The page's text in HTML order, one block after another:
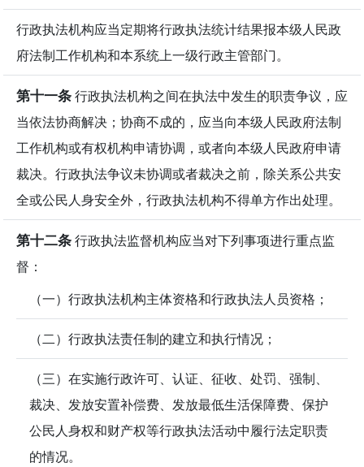
行政执法机构应当定期将行政执法统计结果报本级人民政
府法制工作机构和本系统上一级行政主管部门。
第十一条行政执法机构之间在执法中发生的职责争议，应
当依法协商解决；协商不成的，应当向本级人民政府法制
工作机构或有权机构申请协调，或者向本级人民政府申请
裁决。行政执法争议未协调或者裁决之前，除关系公共安
全或公民人身安全外，行政执法机构不得单方作出处理。
第十二条行政执法监督机构应当对下列事项进行重点监
督：
（一）行政执法机构主体资格和行政执法人员资格；
（二）行政执法责任制的建立和执行情况；
（三）在实施行政许可、认证、征收、处罚、强制、
裁决、发放安置补偿费、发放最低生活保障费、保护
公民人身权和财产权等行政执法活动中履行法定职责
的情况。